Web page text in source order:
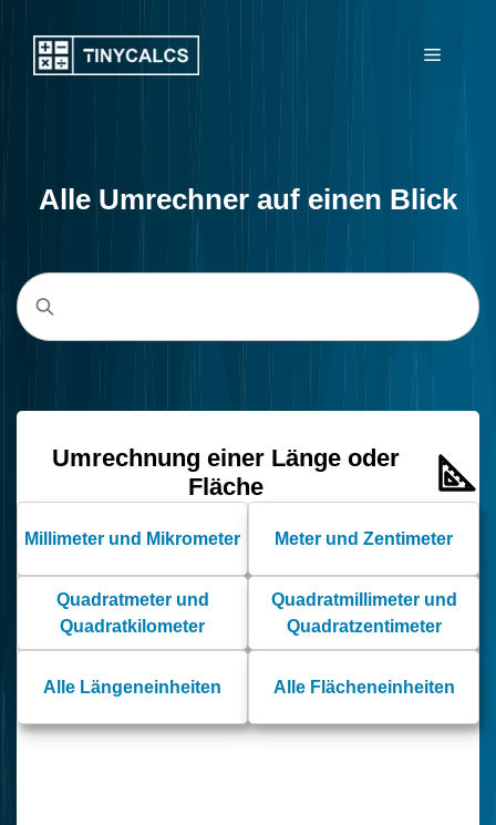
Inhalt
springen
Menü
Alle Umrechner auf einen Blick
Umrechnung einer Länge oder
Fläche
Millimeter und Mikrometer Meter und Zentimeter
Quadratmeter und
Quadratkilometer
Quadratmillimeter und
Quadratzentimeter
Alle Längeneinheiten Alle Flächeneinheiten